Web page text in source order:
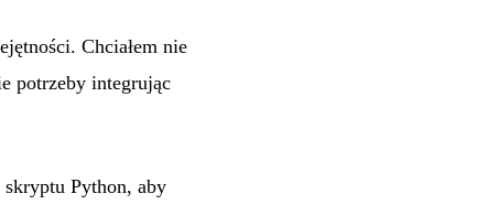
Chciałem nie
potrzeby integrując
Python, aby